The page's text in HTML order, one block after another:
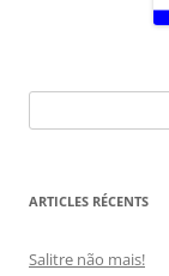
ARTICLES RÉCENTS
Salitre não mais!